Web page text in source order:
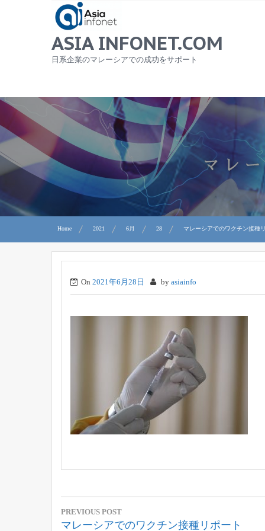
ASIA INFONET.COM
日系企業のマレーシアでの成功をサポート
Home 2021 6月 28 マレーシアでのワクチン接種
On 2021年6月28日 by asiainfo
投
PREVIOUS POST
Previous
マレーシアでのワクチン接種リポート